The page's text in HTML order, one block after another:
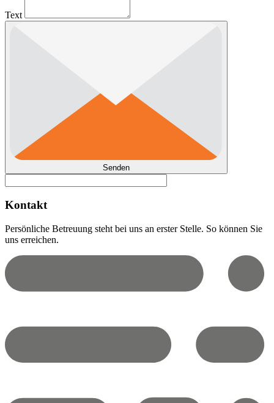
Text
Senden
Kontakt
Persönliche Betreuung steht bei uns an erster Stelle. So können Sie
uns erreichen.